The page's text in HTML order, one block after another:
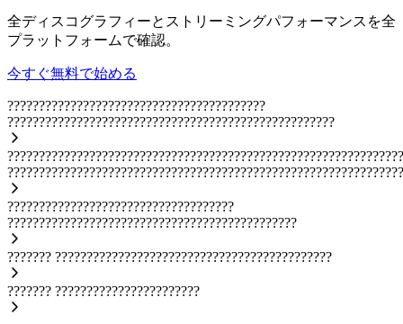
全ディスコグラフィーとストリーミングパフォーマンスを全
プラットフォームで確認。
今すぐ無料で始める
?????????????????????????????????????????
????????????????????????????????????????????????????
????????????????????????????????????
??????????????????????????????????????????????
??????? ????????????????????????????????????????????
??????? ???????????????????????